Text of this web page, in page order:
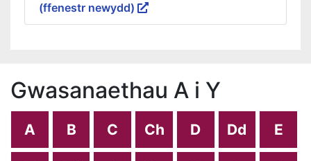
(ffenestr newydd)
Gwasanaethau A i Y
A B C Ch D Dd E